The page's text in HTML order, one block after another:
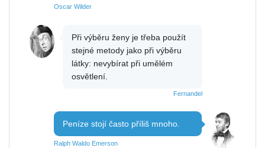
Oscar Wilder
Při výběru ženy je třeba použít
stejné metody jako při výběru
látky: nevybírat při umělém
osvětlení.
Fernandel
Peníze stojí často příliš mnoho.
Ralph Waldo Emerson